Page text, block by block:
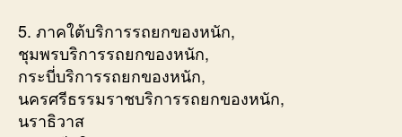
5. ภาคใต้บริการรถยกของหนัก,
ชุมพรบริการรถยกของหนัก,
กระบี่บริการรถยกของหนัก,
นครศรีธรรมราชบริการรถยกของหนัก,
นราธิวาส